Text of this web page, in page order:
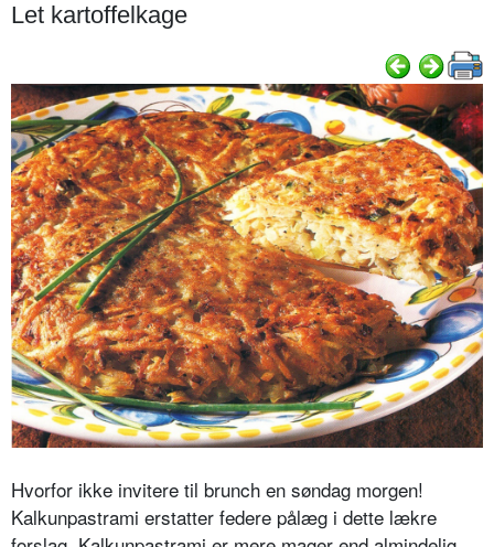
Let kartoffelkage
Hvorfor ikke invitere til brunch en søndag morgen!
Kalkunpastrami erstatter federe pålæg i dette lækre